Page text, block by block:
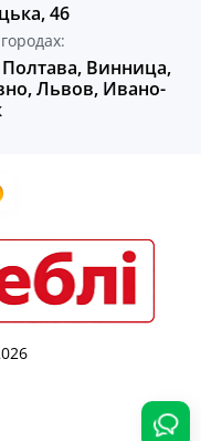
46
Львов, Ивано-